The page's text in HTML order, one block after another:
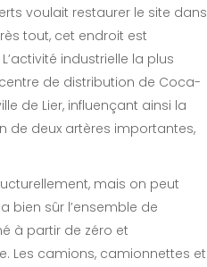
voulait restaurer le site dans
tout, cet endroit est
industrielle la plus
de distribution de Coca-
de Lier, influençant ainsi la
de deux artères importantes,
mais on peut
bien sûr l’ensemble de
à partir de zéro et
Les camions, camionnettes et